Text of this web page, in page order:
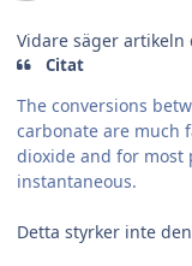
Vidare säger
Citat
The conversions
carbonate are much
dioxide and for most
instantaneous.
Detta styrker inte